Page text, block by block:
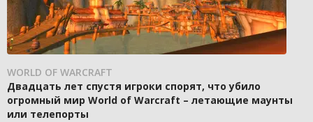
WORLD OF WARCRAFT
Двадцать лет спустя игроки спорят, что убило
огромный мир World of Warcraft – летающие маунты
или телепорты